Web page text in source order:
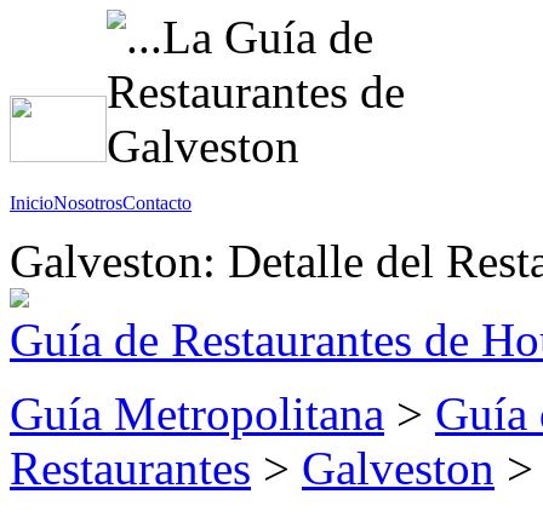
InicioNosotrosContacto
Galveston: Detalle del
Guía de Restaurantes de
Guía Metropolitana > Guía
Restaurantes > Galveston